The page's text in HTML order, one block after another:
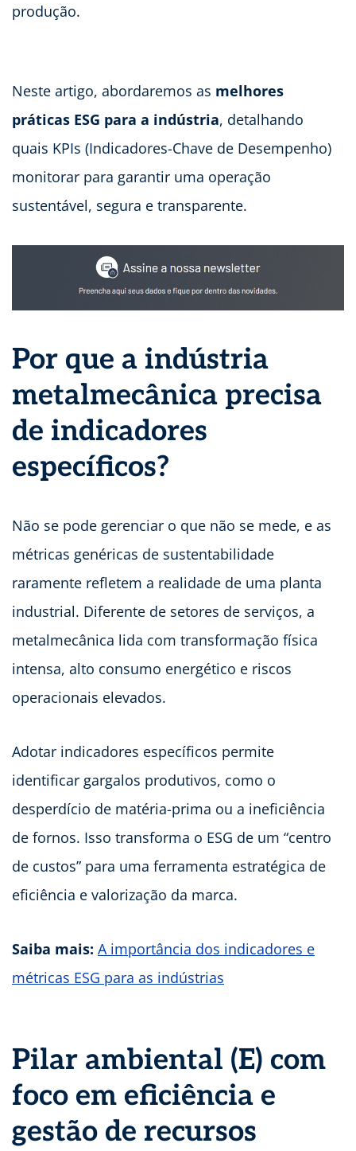
produção.
Neste artigo, abordaremos as melhores
práticas ESG para a indústria, detalhando
quais KPIs (Indicadores-Chave de Desempenho)
monitorar para garantir uma operação
sustentável, segura e transparente.
Por que a indústria
metalmecânica precisa
de indicadores
específicos?
Não se pode gerenciar o que não se mede, e as
métricas genéricas de sustentabilidade
raramente refletem a realidade de uma planta
industrial. Diferente de setores de serviços, a
metalmecânica lida com transformação física
intensa, alto consumo energético e riscos
operacionais elevados.
Adotar indicadores específicos permite
identificar gargalos produtivos, como o
desperdício de matéria-prima ou a ineficiência
de fornos. Isso transforma o ESG de um “centro
de custos” para uma ferramenta estratégica de
eficiência e valorização da marca.
Saiba mais: A importância dos indicadores e
métricas ESG para as indústrias
Pilar ambiental (E) com
foco em eficiência e
gestão de recursos